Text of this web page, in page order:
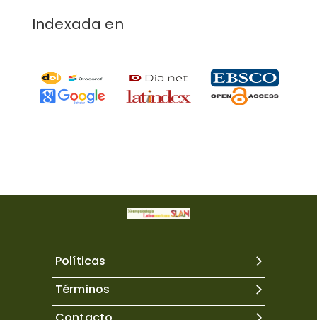
Indexada en
Políticas
Términos